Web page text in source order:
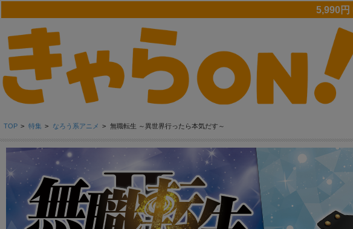
5,990円
TOP > 特集 > なろう系アニメ > 無職転生 ～異世界行ったら本気だす～